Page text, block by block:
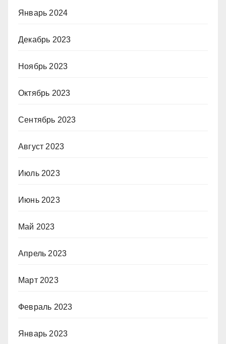
Январь 2024
Декабрь 2023
Ноябрь 2023
Октябрь 2023
Сентябрь 2023
Август 2023
Июль 2023
Июнь 2023
Май 2023
Апрель 2023
Март 2023
Февраль 2023
Январь 2023